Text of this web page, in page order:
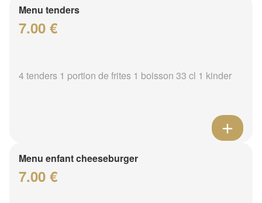
Menu tenders
7.00 €
4 tenders 1 portion de frites 1 boisson 33 cl 1 kinder
Menu enfant cheeseburger
7.00 €